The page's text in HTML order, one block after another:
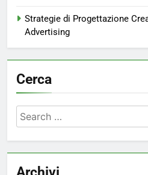
Strategie di Progettazione
Advertising
Cerca
Search
for: